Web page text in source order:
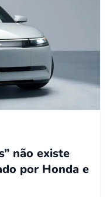
não existe
por Honda e